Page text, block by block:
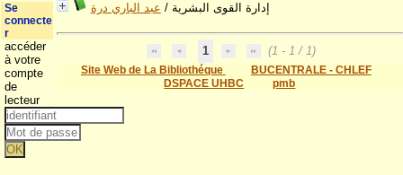
إدارة القوى البشرية / عبد الباري درة
1 (1 - 1 / 1)
Site Web de La Bibliothéque
BUCENTRALE - CHLEF
DSPACE UHBC
pmb
Se
connecte
r
accéder
à votre
compte
de
lecteur